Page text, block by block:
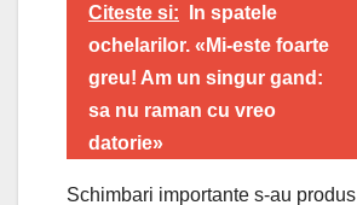
Citeste si:
In spatele
ochelarilor. «Mi-este foarte
greu! Am un singur gand:
sa nu raman cu vreo
datorie»
Schimbari importante s-au